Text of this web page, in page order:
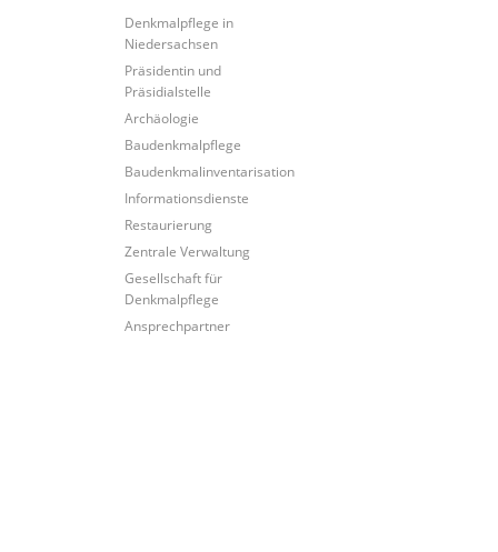
Denkmalpflege in
Niedersachsen
Präsidentin und
Präsidialstelle
Archäologie
Baudenkmalpflege
Baudenkmalinventarisation
Informationsdienste
Restaurierung
Zentrale Verwaltung
Gesellschaft für
Denkmalpflege
Ansprechpartner